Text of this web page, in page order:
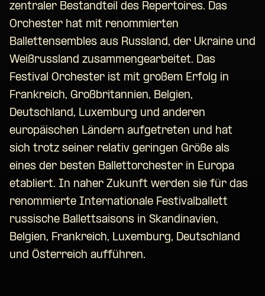
zentraler Bestandteil des Repertoires. Das
Orchester hat mit renommierten
Ballettensembles aus Russland, der Ukraine und
Weißrussland zusammengearbeitet. Das
Festival Orchester ist mit großem Erfolg in
Frankreich, Großbritannien, Belgien,
Deutschland, Luxemburg und anderen
europäischen Ländern aufgetreten und hat
sich trotz seiner relativ geringen Größe als
eines der besten Ballettorchester in Europa
etabliert. In naher Zukunft werden sie für das
renommierte Internationale Festivalballett
russische Ballettsaisons in Skandinavien,
Belgien, Frankreich, Luxemburg, Deutschland
und Österreich aufführen.